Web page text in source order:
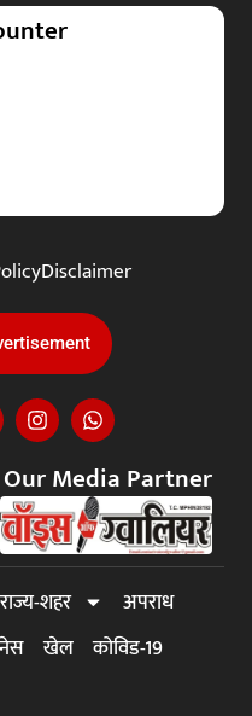
Disclaimer
Our Media Partner
राज्य-शहर
अपराध
खेल कोविड-19